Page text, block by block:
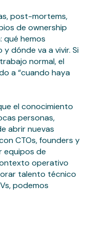
post-mortems,
de ownership
qué hemos
dónde va a vivir. Si
normal, el
a “cuando haya
el conocimiento
personas,
abrir nuevas
CTOs, founders y
equipos de
operativo
talento técnico
podemos